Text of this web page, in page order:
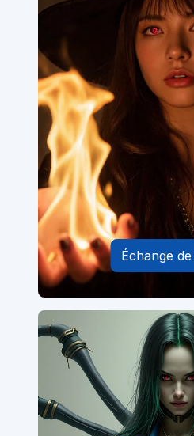
Échange